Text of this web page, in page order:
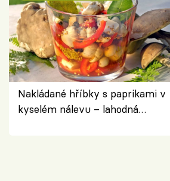
Nakládané hříbky s paprikami v
kyselém nálevu – lahodná